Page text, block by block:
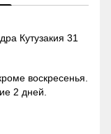
Кутузакия 31
воскресенья.
2 дней.